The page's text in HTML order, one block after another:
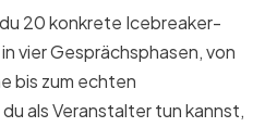
20 konkrete Icebreaker-
vier Gesprächsphasen, von
bis zum echten
als Veranstalter tun kannst,